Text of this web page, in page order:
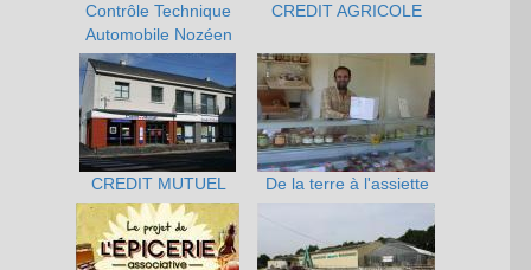
Contrôle Technique
Automobile Nozéen
CREDIT AGRICOLE
CREDIT MUTUEL De la terre à l'assiette